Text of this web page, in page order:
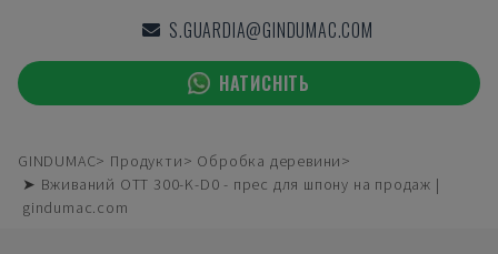
S.GUARDIA@GINDUMAC.COM
НАТИСНІТЬ
GINDUMAC Продукти
Обробка деревини
➤ Вживаний OTT 300-K-D0 - прес для шпону на продаж |
gindumac.com